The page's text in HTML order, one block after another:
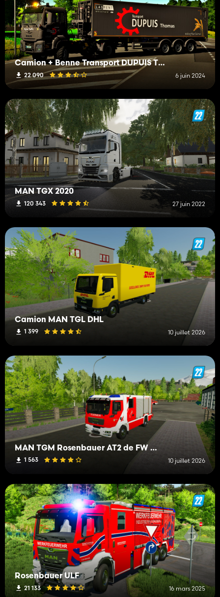
Camion + Benne Transport DUPUIS Thomas IRL
22 090 6 juin 2024
MAN TGX 2020
120 343 27 juin 2022
Camion MAN TGL DHL
1 399 10 juillet 2026
MAN TGM Rosenbauer AT2 de FW Mittelberg
1 563 10 juillet 2026
Rosenbauer ULF
21 133 16 mars 2025